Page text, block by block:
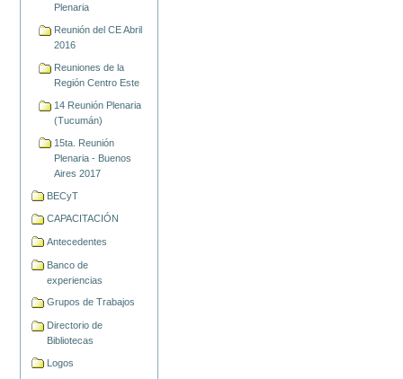
Plenaria
Reunión del CE Abril
2016
Reuniones de la
Región Centro Este
14 Reunión Plenaria
(Tucumán)
15ta. Reunión
Plenaria - Buenos
Aires 2017
BECyT
CAPACITACIÓN
Antecedentes
Banco de
experiencias
Grupos de Trabajos
Directorio de
Bibliotecas
Logos